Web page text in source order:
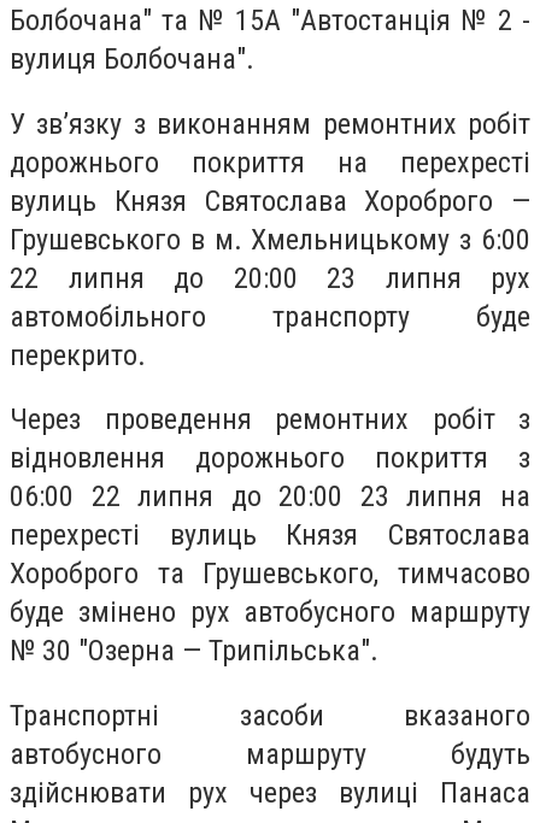
Болбочана" та № 15А "Автостанція № 2 -
вулиця Болбочана".
У зв’язку з виконанням ремонтних робіт
дорожнього покриття на перехресті
вулиць Князя Святослава Хороброго —
Грушевського в м. Хмельницькому з 6:00
22 липня до 20:00 23 липня рух
автомобільного транспорту буде
перекрито.
Через проведення ремонтних робіт з
відновлення дорожнього покриття з
06:00 22 липня до 20:00 23 липня на
перехресті вулиць Князя Святослава
Хороброго та Грушевського, тимчасово
буде змінено рух автобусного маршруту
№ 30 "Озерна — Трипільська".
Транспортні засоби вказаного
автобусного маршруту будуть
здійснювати рух через вулиці Панаса